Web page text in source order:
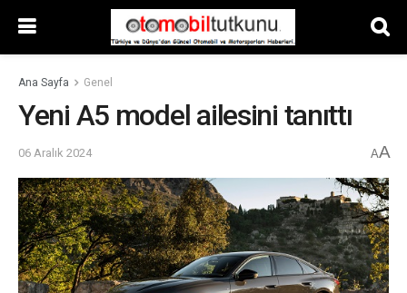
Ana Sayfa Genel
Yeni A5 model ailesini tanıttı
06 Aralık 2024 AA